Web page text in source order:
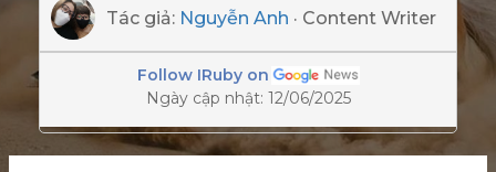
Tác giả: Nguyễn Anh · Content Writer
Follow IRuby on
Ngày cập nhật: 12/06/2025